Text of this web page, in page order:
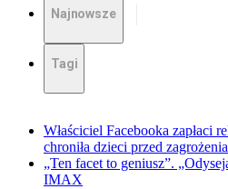
Najnowsze
Tagi
Właściciel Facebooka zapłaci
chroniła dzieci przed
„Ten facet to geniusz”.
IMAX